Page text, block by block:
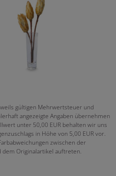
gültigen Mehrwertsteuer und
angezeigte Angaben übernehmen
unter 50,00 EUR behalten wir uns
in Höhe von 5,00 EUR vor.
zwischen der
Originalartikel auftreten.